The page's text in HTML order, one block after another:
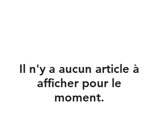
Il n'y a aucun article à
afficher pour le
moment.